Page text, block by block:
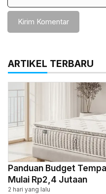
ARTIKEL TERBARU
Panduan Budget
Mulai Rp2,4 Jutaan
2 hari yang lalu